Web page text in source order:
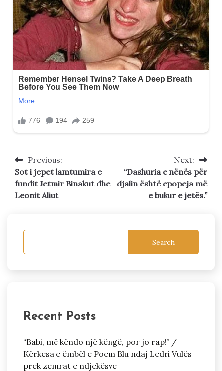
Post
navigation
Previous:
Sot i jepet lamtumira e
fundit Jetmir Binakut dhe
Leonit Aliut
Next:
“Dashuria e nënës për
djalin është epopeja më
e bukur e jetës.”
Search
Recent Posts
“Babi, më këndo një këngë, por jo rap!” /
Kërkesa e ëmbël e Poem Blu ndaj Ledri Vulës
prek zemrat e ndjekësve